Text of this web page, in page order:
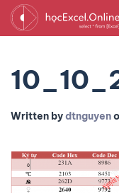
Written bydtnguyen